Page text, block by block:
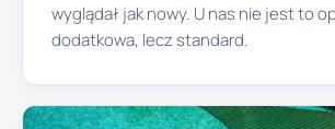
wyglądał jak nowy. U nas nie jest to
dodatkowa, lecz standard.